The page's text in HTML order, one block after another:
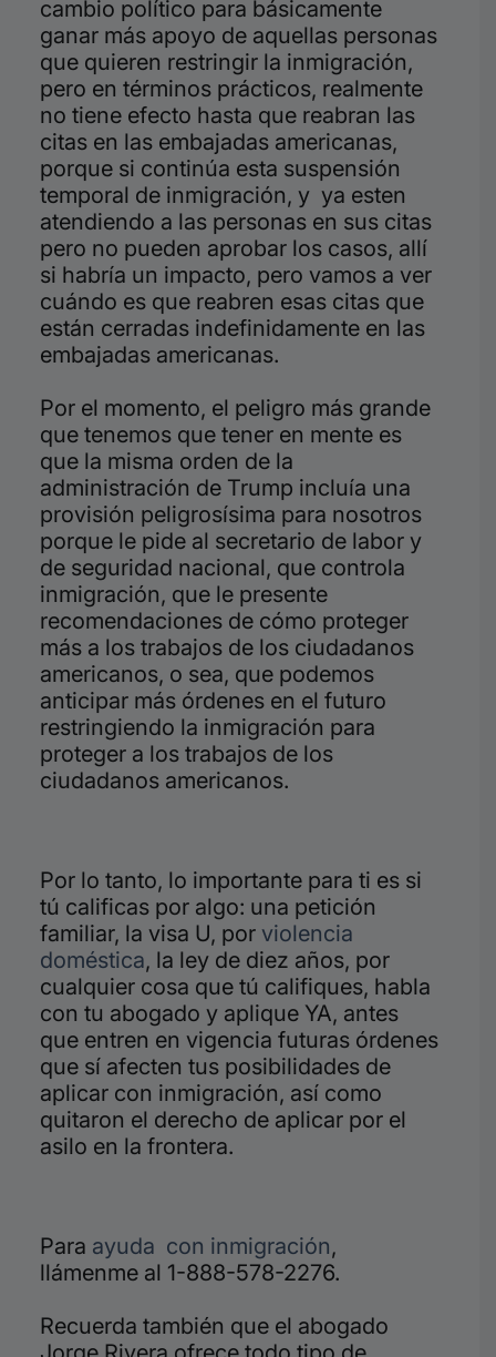
cambio político para básicamente
ganar más apoyo de aquellas personas
que quieren restringir la inmigración,
pero en términos prácticos, realmente
no tiene efecto hasta que reabran las
citas en las embajadas americanas,
porque si continúa esta suspensión
temporal de inmigración, y ya esten
atendiendo a las personas en sus citas
pero no pueden aprobar los casos, allí
si habría un impacto, pero vamos a ver
cuándo es que reabren esas citas que
están cerradas indefinidamente en las
embajadas americanas.
Por el momento, el peligro más grande
que tenemos que tener en mente es
que la misma orden de la
administración de Trump incluía una
provisión peligrosísima para nosotros
porque le pide al secretario de labor y
de seguridad nacional, que controla
inmigración, que le presente
recomendaciones de cómo proteger
más a los trabajos de los ciudadanos
americanos, o sea, que podemos
anticipar más órdenes en el futuro
restringiendo la inmigración para
proteger a los trabajos de los
ciudadanos americanos.
Por lo tanto, lo importante para ti es si
tú calificas por algo: una petición
familiar, la visa U, por violencia
doméstica, la ley de diez años, por
cualquier cosa que tú califiques, habla
con tu abogado y aplique YA, antes
que entren en vigencia futuras órdenes
que sí afecten tus posibilidades de
aplicar con inmigración, así como
quitaron el derecho de aplicar por el
asilo en la frontera.
Para ayuda con inmigración,
llámenme al 1-888-578-2276.
Recuerda también que el abogado